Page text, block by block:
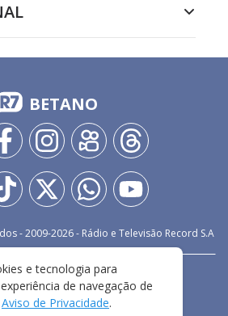
BETANO
- 2009-2026- Rádio e Televisão Record S.A
FALE CONOSCO
PRIVACIDADE
E CONDIÇÕES DE USO
e tecnologia para
de navegação de
Aviso de Privacidade.